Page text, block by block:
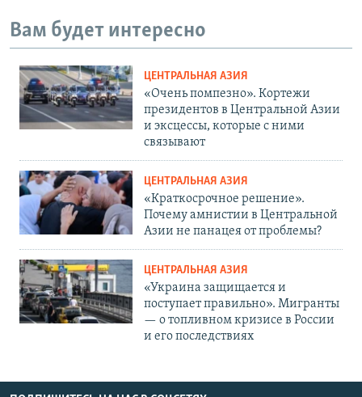
Вам будет интересно
ЦЕНТРАЛЬНАЯ АЗИЯ
«Очень помпезно». Кортежи
президентов в Центральной Азии
и эксцессы, которые с ними
связывают
ЦЕНТРАЛЬНАЯ АЗИЯ
«Краткосрочное решение».
Почему амнистии в Центральной
Азии не панацея от проблемы?
ЦЕНТРАЛЬНАЯ АЗИЯ
«Украина защищается и
поступает правильно». Мигранты
— о топливном кризисе в России
и его последствиях